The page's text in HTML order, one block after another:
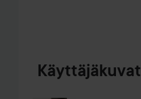
Käyttäjäkuvat